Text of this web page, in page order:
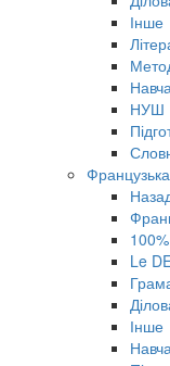
Інше
НУШ
Le
Інше